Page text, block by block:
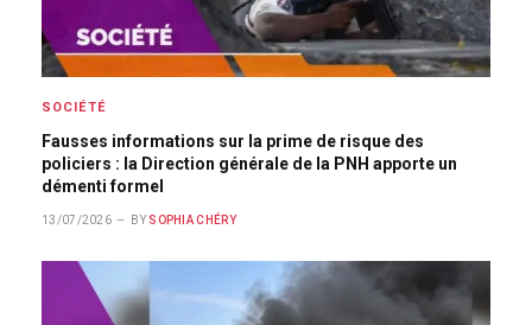
SOCIÉTÉ
Fausses informations sur la prime de risque des
policiers : la Direction générale de la PNH apporte un
démenti formel
13/07/2026 BY SOPHIA CHÉRY